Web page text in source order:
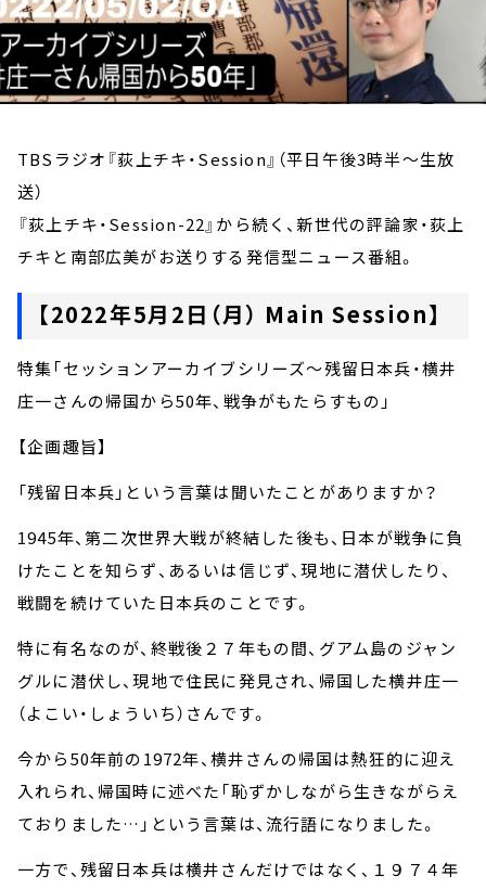
TBSラジオ『荻上チキ・Session』（平日午後3時半～生放
送）
『荻上チキ・Session-22』から続く、新世代の評論家・荻上
チキと南部広美がお送りする発信型ニュース番組。
【2022年5月2日（月） Main Session】
特集「セッションアーカイブシリーズ～残留日本兵・横井
庄一さんの帰国から50年、戦争がもたらすもの」
【企画趣旨】
「残留日本兵」という言葉は聞いたことがありますか？
1945年、第二次世界大戦が終結した後も、日本が戦争に負
けたことを知らず、あるいは信じず、現地に潜伏したり、
戦闘を続けていた日本兵のことです。
特に有名なのが、終戦後２７年もの間、グアム島のジャン
グルに潜伏し、現地で住民に発見され、帰国した横井庄一
（よこい・しょういち）さんです。
今から50年前の1972年、横井さんの帰国は熱狂的に迎え
入れられ、帰国時に述べた「恥ずかしながら生きながらえ
ておりました…」という言葉は、流行語になりました。
一方で、残留日本兵は横井さんだけではなく、１９７４年